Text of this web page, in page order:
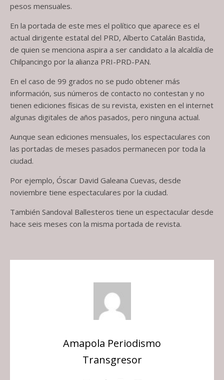
pesos mensuales.
En la portada de este mes el político que aparece es el
actual dirigente estatal del PRD, Alberto Catalán Bastida,
de quien se menciona aspira a ser candidato a la alcaldía de
Chilpancingo por la alianza PRI-PRD-PAN.
En el caso de 99 grados no se pudo obtener más
información, sus números de contacto no contestan y no
tienen ediciones físicas de su revista, existen en el internet
algunas digitales de años pasados, pero ninguna actual.
Aunque sean ediciones mensuales, los espectaculares con
las portadas de meses pasados permanecen por toda la
ciudad.
Por ejemplo, Óscar David Galeana Cuevas, desde
noviembre tiene espectaculares por la ciudad.
También Sandoval Ballesteros tiene un espectacular desde
hace seis meses con la misma portada de revista.
Amapola Periodismo
Transgresor